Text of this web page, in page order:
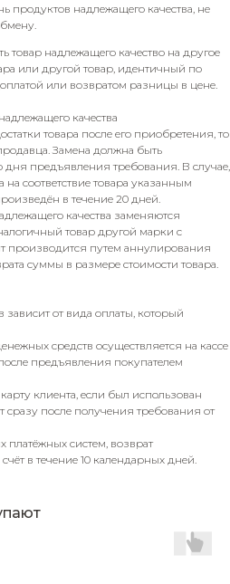
продуктов надлежащего качества, не
товар надлежащего качество на другое
или другой товар, идентичный по
или возвратом разницы в цене.
качества
товара после его приобретения, то
Замена должна быть
дня предъявления требования. В случае,
соответствие товара указанным
в течение 20 дней.
качества заменяются
товар другой марки с
производится путем аннулирования
суммы в размере стоимости товара.
от вида оплаты, который
средств осуществляется на кассе
предъявления покупателем
клиента, если был использован
сразу после получения требования от
систем, возврат
в течение 10 календарных дней.